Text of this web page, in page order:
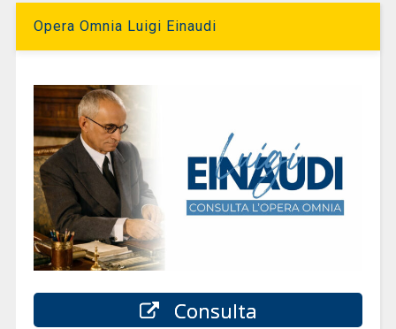
Opera Omnia Luigi Einaudi
Consulta